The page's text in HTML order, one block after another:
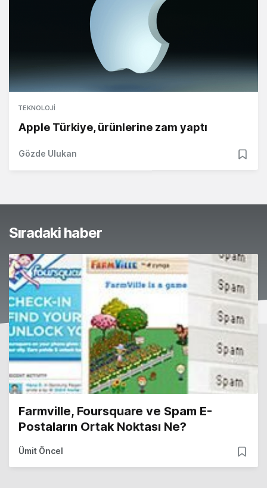
TEKNOLOJI
Apple Türkiye, ürünlerine zam yaptı
Gözde Ulukan
Sıradaki haber
Farmville, Foursquare ve Spam E-
Postaların Ortak Noktası Ne?
Ümit Öncel